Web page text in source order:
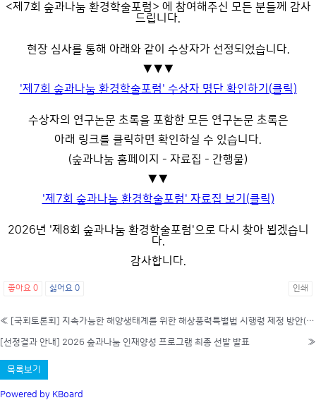
<제7회 숲과나눔 환경학술포럼> 에 참여해주신 모든 분들께 감사
드립니다.
현장 심사를 통해 아래와 같이 수상자가 선정되었습니다.
▼▼▼
'제7회 숲과나눔 환경학술포럼' 수상자 명단 확인하기(클릭)
수상자의 연구논문 초록을 포함한 모든 연구논문 초록은
아래 링크를 클릭하면 확인하실 수 있습니다.
(숲과나눔 홈페이지 - 자료집 - 간행물)
▼▼
'제7회 숲과나눔 환경학술포럼' 자료집 보기(클릭)
2026년 '제8회 숲과나눔 환경학술포럼'으로 다시 찾아 뵙겠습니
다.
감사합니다.
좋아요 0 싫어요 0 인쇄
« [국회토론회] 지속가능한 해양생태계를 위한 해상풍력특별법 시행령 제정 방안(11/17)
[선정결과 안내] 2026 숲과나눔 인재양성 프로그램 최종 선발 발표 »
목록보기
Powered by KBoard